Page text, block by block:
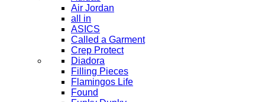
Air Jordan
all in
ASICS
Called a Garment
Crep Protect
Diadora
Filling Pieces
Flamingos Life
Found